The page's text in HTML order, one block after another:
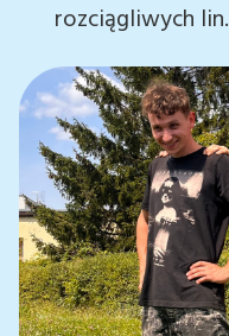
rozciągliwych lin.